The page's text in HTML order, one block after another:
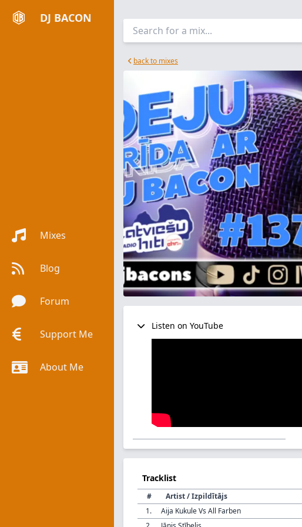
DJ BACON
Mixes
Blog
Forum
Support Me
About Me
back to mixes
Listen on YouTube
Tracklist
# Artist / Izpildītājs
1.
Aija Kukule Vs All Farben